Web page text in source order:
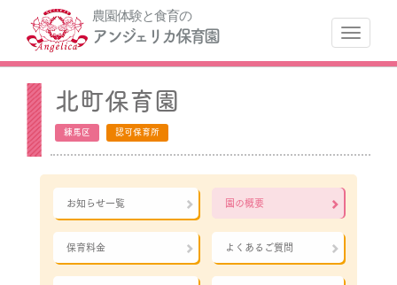
農園体験と食育の
アンジェリカ保育園 ナ
北町保育園
練馬区 認可保育所
お知らせ一覧 園の概要
保育料金 よくあるご質問